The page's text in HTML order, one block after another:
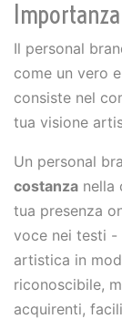
Il personal
come un vero
consiste nel
tua visione
Un personal
costanza nella
tua presenza
voce nei testi
artistica in
riconoscibile,
acquirenti,